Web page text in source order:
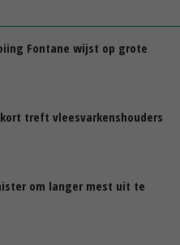
Fontane wijst op grote
treft vleesvarkenshouders
om langer mest uit te